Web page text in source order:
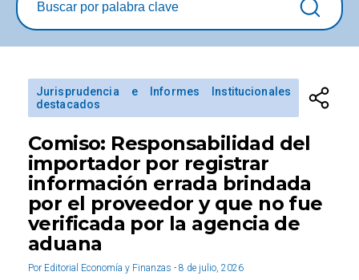
Jurisprudencia e Informes Institucionales
destacados
Comiso: Responsabilidad del
importador por registrar
información errada brindada
por el proveedor y que no fue
verificada por la agencia de
aduana
Por Editorial Economía y Finanzas - 8 de julio, 2026